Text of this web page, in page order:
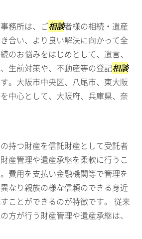
務所は、ご相談者様の相続・遺産
合い、より良い解決に向かって全
のお悩みをはじめとして、遺言、
生前対策や、不動産等の登記相談
。大阪市中央区、八尾市、東大阪
中心として、大阪府、兵庫県、奈
持つ財産を信託財産として受託者
産管理や遺産承継を柔軟に行うこ
費用を支払い金融機関等で管理を
なり親族の様な信頼のできる身近
ことができるのが特徴です。 従来
方が行う財産管理や遺産承継は、